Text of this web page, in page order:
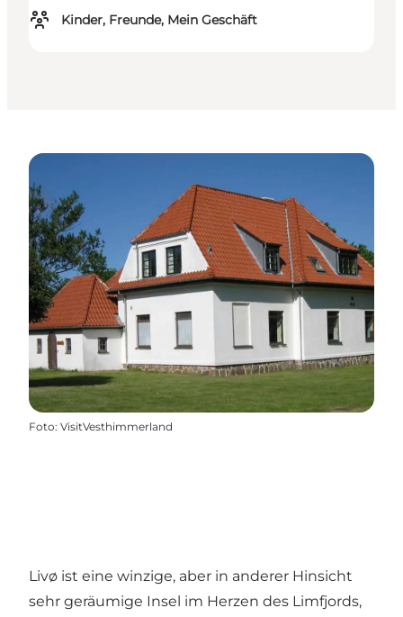
Kinder, Freunde, Mein Geschäft
Foto: VisitVesthimmerland
Livø ist eine winzige, aber in anderer Hinsicht
sehr geräumige Insel im Herzen des Limfjords,